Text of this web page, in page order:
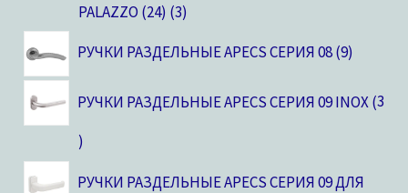
PALAZZO (24) 3
РУЧКИ РАЗДЕЛЬНЫЕ APECS СЕРИЯ 08 9
РУЧКИ РАЗДЕЛЬНЫЕ APECS СЕРИЯ 09 INOX 3
РУЧКИ РАЗДЕЛЬНЫЕ APECS СЕРИЯ 09 ДЛЯ